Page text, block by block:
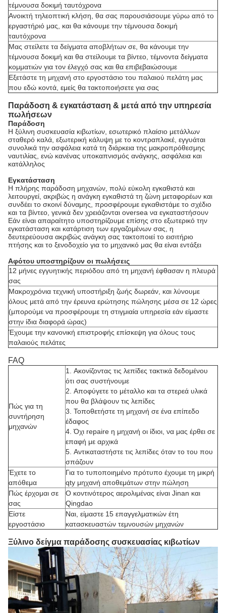
τέμνουσα δοκιμή ταυτόχρονα
Ανοικτή τηλεοπτική κλήση, θα σας παρουσιάσουμε γύρω από το
εργαστήριό μας, και θα κάνουμε την τέμνουσα δοκιμή
ταυτόχρονα
Μας στείλετε τα δείγματα αποβλήτων σε, θα κάνουμε την
τέμνουσα δοκιμή και θα στείλουμε τα βίντεο, τέμνοντα δείγματα
κομματιών για τον έλεγχό σας και θα επιβεβαιώσουμε
Εξετάστε τη μηχανή στο εργοστάσιο του παλαιού πελάτη μας
που εδώ κοντά, εμείς θα τακτοποιήσετε για σας
Παράδοση & εγκατάσταση & μετά από την υπηρεσία
πωλήσεων
Παράδοση
Η ξύλινη συσκευασία κιβωτίων, εσωτερικό πλαίσιο μετάλλων
σταθερό καλά, εξωτερική κάλυψη με το κοντραπλακέ, εγγυάται
συνολικά την ασφάλεια κατά τη διάρκεια της μακροπρόθεσμης
ναυτιλίας, ενώ κανένας υποκαπνισμός ανάγκης, ασφάλεια και
κατάλληλος
Εγκατάσταση
Η πλήρης παράδοση μηχανών, πολύ εύκολη εγκαθιστά και
λειτουργεί, ακριβώς η ανάγκη εγκαθιστά τη ζώνη μεταφορέων και
συνδέει το σκοινί δύναμης, προσφέρουμε εγκαθιστάμε το σχέδιο
και τα βίντεο, γενικά δεν χρειάζονται oversea να εγκαταστήσουν
Εάν είναι απαραίτητο υποστηρίζουμε επίσης στο εξωτερικό την
εγκατάσταση και κατάρτιση των εργαζομένων σας, η
δευτερεύουσα ακριβώς ανάγκη σας τακτοποιεί το εισιτήριο
πτήσης και το ξενοδοχείο για το μηχανικό μας θα είναι εντάξει
Αφότου υποστηρίζουν οι πωλήσεις
12 μήνες εγγυητικής περιόδου από τη μηχανή έφθασαν η πλευρά
σας
Μακροχρόνια τεχνική υποστήριξη ζωής δωρεάν, και λύνουμε
όλους μετά από την έρευνα ερώτησης πώλησης μέσα σε 12 ώρες
(μπορούμε να προσφέρουμε τη στιγμιαία υπηρεσία εάν είμαστε
στην ίδια διαφορά ώρας)
Έχουμε την κανονική επιστροφής επίσκεψη για όλους τους
παλαιούς πελάτες
FAQ
Πώς για τη
συντήρηση
μηχανών
1. Ακονίζοντας τις λεπίδες τακτικά δεδομένου
ότι σας συστήνουμε
2. Αποφύγετε το μέταλλο και τα στερεά υλικά
που θα βλάψουν τις λεπίδες
3. Τοποθετήστε τη μηχανή σε ένα επίπεδο
έδαφος
4.Όχι repaire η μηχανή οι ίδιοι, να μας έρθει σε
επαφή με αρχικά
5. Αντικαταστήστε τις λεπίδες όταν το του που
σπάζουν
Έχετε το
απόθεμα
Για το τυποποιημένο πρότυπο έχουμε τη μικρή
qty μηχανή αποθεμάτων στην πώληση
Πώς έρχομαι σε
σας
Ο κοντινότερος αερολιμένας είναι Jinan και
Qingdao
Είστε
εργοστάσιο
Ναι, είμαστε 15 επαγγελματικών έτη
κατασκευαστών τεμνουσών μηχανών
Ξύλινο δείγμα παράδοσης συσκευασίας κιβωτίων